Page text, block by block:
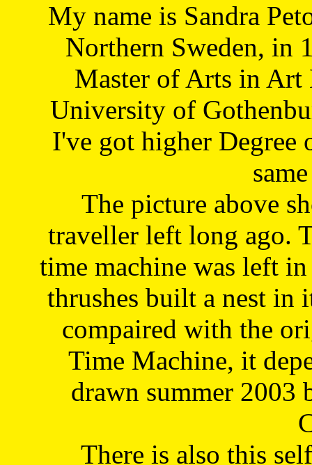
My name is Sandra
Northern Sweden, in
Master of Arts in Art
University of
I've got higher Degree
The picture above
traveller left long ago.
time machine was left
thrushes built a nest in
compaired with the
Time Machine, it
drawn summer 2003
There is also this